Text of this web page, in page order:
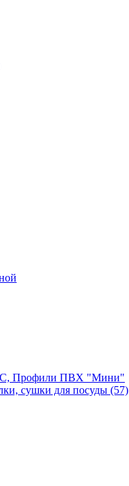
Профили ПВХ "Мини"
сушки для посуды (57)